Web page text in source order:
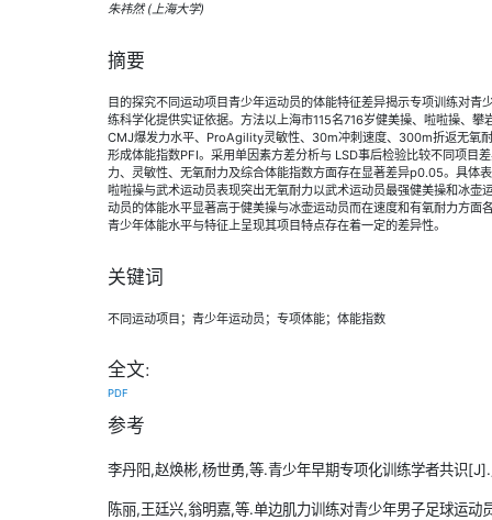
朱祎然 (上海大学)
摘要
目的探究不同运动项目青少年运动员的体能特征差异揭示专项训练对
练科学化提供实证依据。方法以上海市115名716岁健美操、啦啦操、
CMJ爆发力水平、ProAgility灵敏性、30m冲刺速度、300m折返无氧
形成体能指数PFI。采用单因素方差分析与 LSD事后检验比较不同项目
力、灵敏性、无氧耐力及综合体能指数方面存在显著差异p0.05。具体
啦啦操与武术运动员表现突出无氧耐力以武术运动员最强健美操和冰壶
动员的体能水平显著高于健美操与冰壶运动员而在速度和有氧耐力方面
青少年体能水平与特征上呈现其项目特点存在着一定的差异性。
关键词
不同运动项目；青少年运动员；专项体能；体能指数
全文:
PDF
参考
李丹阳,赵焕彬,杨世勇,等.青少年早期专项化训练学者共识
陈丽,王廷兴,翁明嘉,等.单边肌力训练对青少年男子足球运